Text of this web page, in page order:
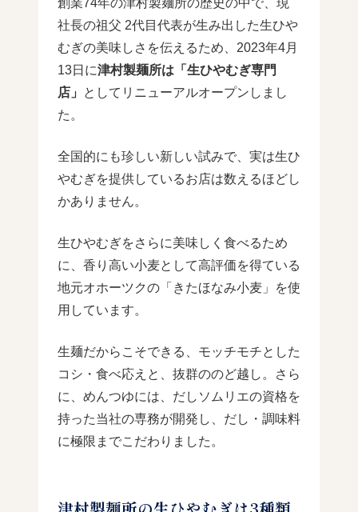
創業74年の津村製麺所の歴史の中で、現
社長の祖父 2代目代表が生み出した生ひや
むぎの美味しさを伝えるため、2023年4月
13日に津村製麺所は「生ひやむぎ専門
店」
としてリニューアルオープンしまし
た。
全国的にも珍しい新しい試みで、実は生ひ
やむぎを提供しているお店は数えるほどし
かありません。
生ひやむぎをさらに美味しく食べるため
に、香り高い小麦として高評価を得ている
地元オホーツクの「きたほなみ小麦」を使
用しています。
生麺だからこそできる、モッチモチとした
コシ・食べ応えと、抜群ののど越し。さら
に、めんつゆには、だしソムリエの資格を
持った当社の専務が開発し、だし・調味料
に極限までこだわりました。